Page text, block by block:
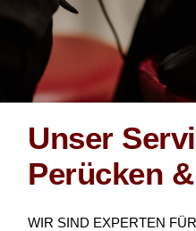
Unser
Perücken
WIR SIND EXPERTEN